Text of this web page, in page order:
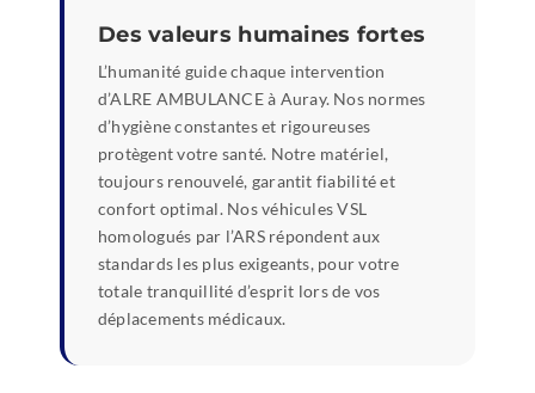
Des valeurs humaines fortes
L’humanité guide chaque intervention
d’ALRE AMBULANCE à Auray. Nos normes
d’hygiène constantes et rigoureuses
protègent votre santé. Notre matériel,
toujours renouvelé, garantit fiabilité et
confort optimal. Nos véhicules VSL
homologués par l’ARS répondent aux
standards les plus exigeants, pour votre
totale tranquillité d’esprit lors de vos
déplacements médicaux.